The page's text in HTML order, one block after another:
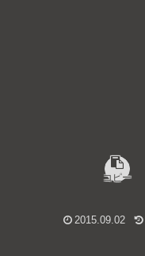
コピー
2015.09.02